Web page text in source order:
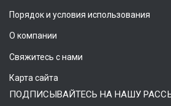
Порядок и условия использования
О компании
Свяжитесь с нами
Карта сайта
ПОДПИСЫВАЙТЕСЬ НА НАШУ